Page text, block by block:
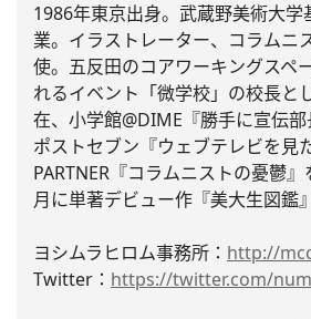
1986年東京出身。武蔵野美術大
業。 イラストレーター、コラムニ
使。 五反田のコアワーキングスペ
れるイベント 「微学校」の校長と
在、小学館@DIME『勝手に宣伝部
ポストセブン『ウェブテレビを見
PARTNER『コラムニストの憂鬱』
月に単著デビュー作『美大生図鑑
ヨシムラヒロム事務所： http://
Twitter： https://twitter.com/